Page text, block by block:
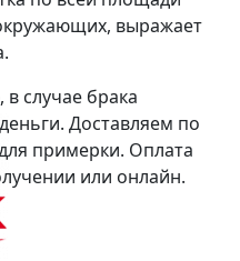
выражает
случае брака
Доставляем по
примерки. Оплата
или онлайн.